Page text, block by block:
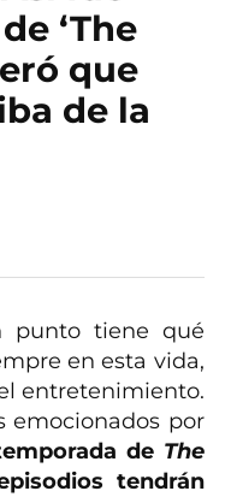
‘The
que
de la
punto tiene qué
en esta vida,
entretenimiento.
emocionados por
de The
tendrán